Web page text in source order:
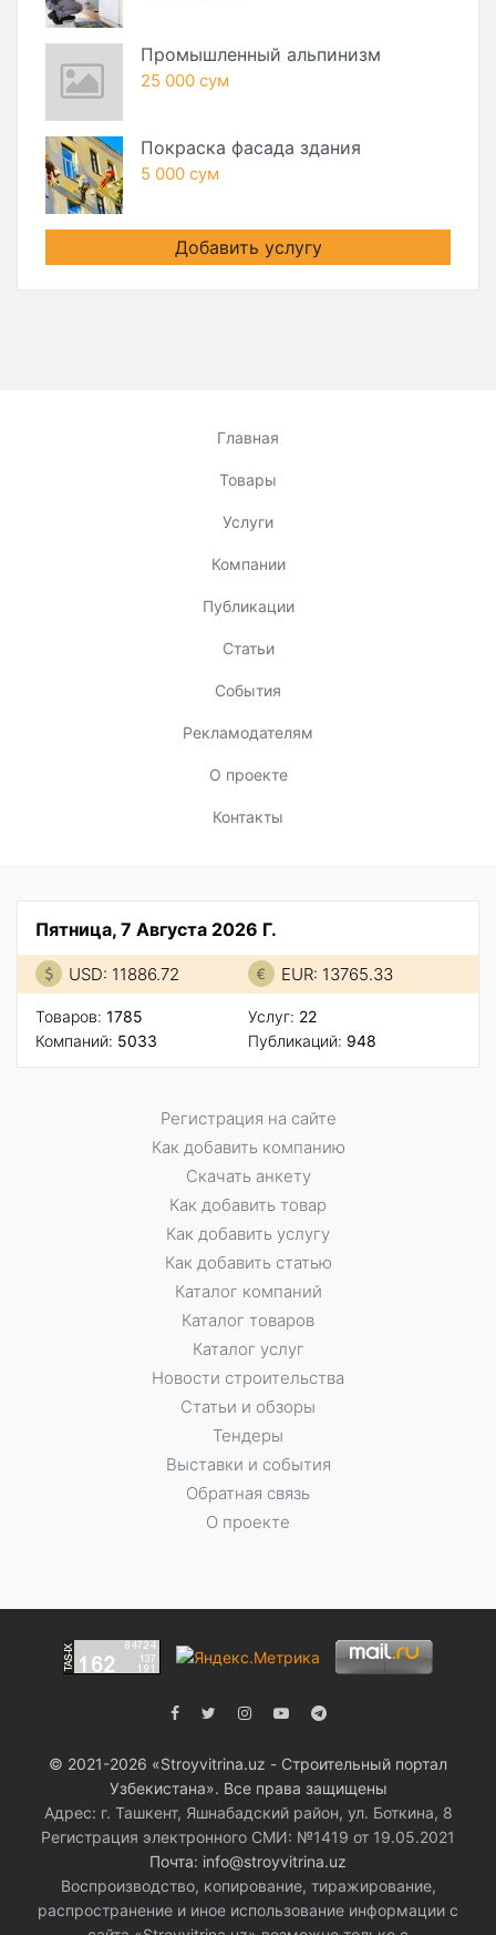
Промышленный альпинизм
25 000 сум
Покраска фасада здания
5 000 сум
Добавить услугу
Главная
Товары
Услуги
Компании
Публикации
Статьи
События
Рекламодателям
О проекте
Контакты
Пятница, 7 Августа 2026 Г.
USD: 11886.72 EUR: 13765.33
Товаров: 1785
Компаний: 5033
Услуг: 22
Публикаций: 948
Регистрация на сайте
Как добавить компанию
Скачать анкету
Как добавить товар
Как добавить услугу
Как добавить статью
Каталог компаний
Каталог товаров
Каталог услуг
Новости строительства
Статьи и обзоры
Тендеры
Выставки и события
Обратная связь
О проекте
© 2021-2026 «Stroyvitrina.uz - Строительный портал
Узбекистана». Все права защищены
Адрес: г. Ташкент, Яшнабадский район, ул. Боткина, 8
Регистрация электронного СМИ: №1419 от 19.05.2021
Почта: info@stroyvitrina.uz
Воспроизводство, копирование, тиражирование,
распространение и иное использование информации с